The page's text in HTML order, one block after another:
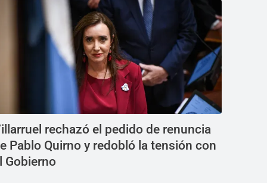
rechazó el pedido de renuncia
Pablo Quirno y redobló la tensión con
Gobierno